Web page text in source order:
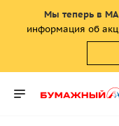
Мы теперь в
информация об